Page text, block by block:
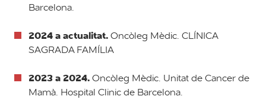
Barcelona.
2024 a actualitat.Oncòleg Mèdic. CLÍNICA
SAGRADA FAMÍLIA
2023 a 2024.Oncòleg Mèdic. Unitat de Cancer de
Mamà. Hospital Clinic de Barcelona.